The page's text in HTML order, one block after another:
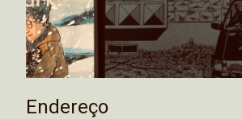
Endereço